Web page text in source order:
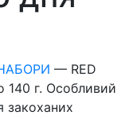
— RED
140 г. Особливий
закоханих